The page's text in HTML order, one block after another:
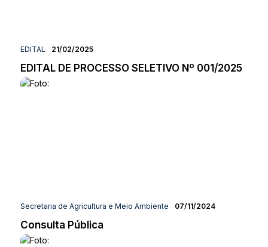
EDITAL 21/02/2025
EDITAL DE PROCESSO SELETIVO Nº 001/2025
Secretaria de Agricultura e Meio Ambiente 07/11/2024
Consulta Pública